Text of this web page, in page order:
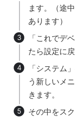
ます。（途
あります）
「これでデ
たら設定に戻
「システム
う新しいメ
きます。
その中をス